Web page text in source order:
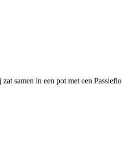
samen in een pot met een